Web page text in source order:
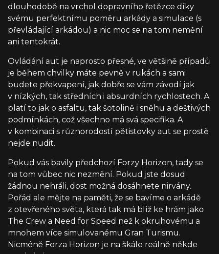
dlouhodobě na vrchol dopravního řetězce díky
svému perfektnímu poměru arkády a simulace (s
převládající arkádou) a nic moc se na tom nemění
ani tentokrát.
Ovládání aut je naprosto přesné, ve většině případů
je během chvilky máte pevně v rukách a sami
budete překvapení, jak dobře se vám závodí jak
v nízkých, tak středních i absurdních rychlostech. A
platí to jak o asfaltu, tak šotolině i sněhu a deštivých
podmínkách, což všechno má svá specifika. A
v kombinaci s různorodostí pětistovky aut se prostě
nejde nudit.
Pokud vás bavily předchozí Forzy Horizon, tady se
na tom vůbec nic nezmění. Pokud jste dosud
žádnou nehráli, dost možná dosáhnete nirvány.
Pořád ale mějte na paměti, že se bavíme o arkádě
z otevřeného světa, která tak má blíž ke hrám jako
The Crew a Need for Speed než k okruhovému a
mnohem více simulovanému Gran Turismu.
Nicméně Forza Horizon je na škále reálně někde